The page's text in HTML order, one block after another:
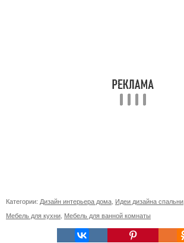
Категории: Дизайн интерьера дома Идеи дизайна спальни
Мебель для кухни Мебель для ванной комнаты